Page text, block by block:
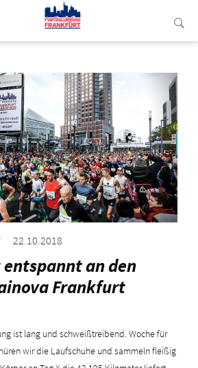
22.10.2018
entspannt an den
Frankfurt
ist lang und schweißtreibend. Woche für
wir die Laufschuhe und sammeln fleißig